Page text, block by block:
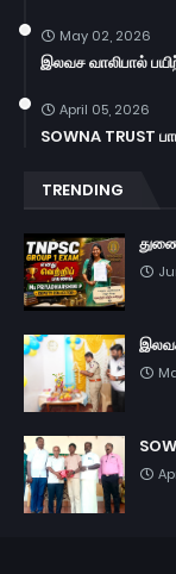
May 02, 2026
இலவச வாலிபால்
April 05, 2026
SOWNA TRUST
TRENDING